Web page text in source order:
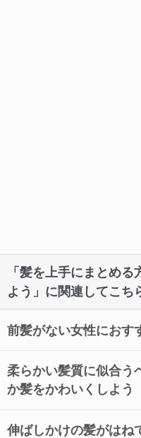
「髪を上手にまとめ
よう」に関連してこち
前髪がない女性におす
柔らかい髪質に似合う
か髪をかわいくしよう
伸ばしかけの髪がはね